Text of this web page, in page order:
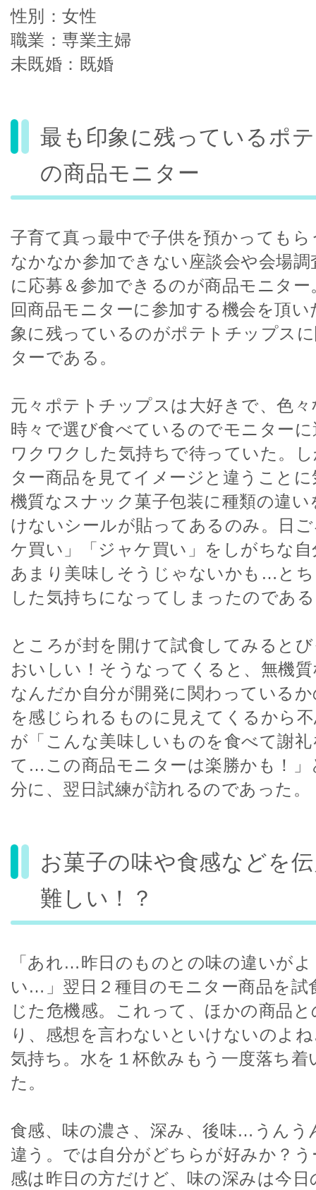
性別：女性
職業：専業主婦
未既婚：既婚
最も印象に残っているポ
の商品モニター
子育て真っ最中で子供を預かっても
なかなか参加できない座談会や会場
に応募＆参加できるのが商品モニタ
回商品モニターに参加する機会を頂
象に残っているのがポテトチップス
ターである。
元々ポテトチップスは大好きで、色
時々で選び食べているのでモニター
ワクワクした気持ちで待っていた。
ター商品を見てイメージと違うこと
機質なスナック菓子包装に種類の違
けないシールが貼ってあるのみ。日
ケ買い」「ジャケ買い」をしがちな
あまり美味しそうじゃないかも…と
した気持ちになってしまったのであ
ところが封を開けて試食してみると
おいしい！そうなってくると、無機
なんだか自分が開発に関わっている
を感じられるものに見えてくるから
が「こんな美味しいものを食べて謝
て…この商品モニターは楽勝かも！」
分に、翌日試練が訪れるのであった。
お菓子の味や食感などを
難しい！？
「あれ…昨日のものとの味の違いが
い…」翌日２種目のモニター商品を試
じた危機感。これって、ほかの商品
り、感想を言わないといけないのよ
気持ち。水を１杯飲みもう一度落ち着
た。
食感、味の濃さ、深み、後味…うんう
違う。では自分がどちらが好みか？
感は昨日の方だけど、味の深みは今